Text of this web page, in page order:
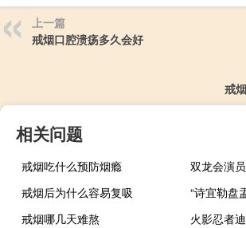
上一篇
戒烟口腔溃疡多久会好
戒
相关问题
戒烟吃什么预防烟瘾
戒烟后为什么容易复吸
“诗宜勒盘
戒烟哪几天难熬